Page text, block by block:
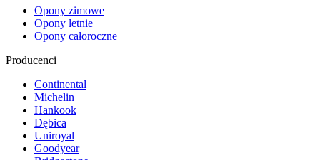
Opony zimowe
Opony letnie
Opony całoroczne
Producenci
Continental
Michelin
Hankook
Dębica
Uniroyal
Goodyear